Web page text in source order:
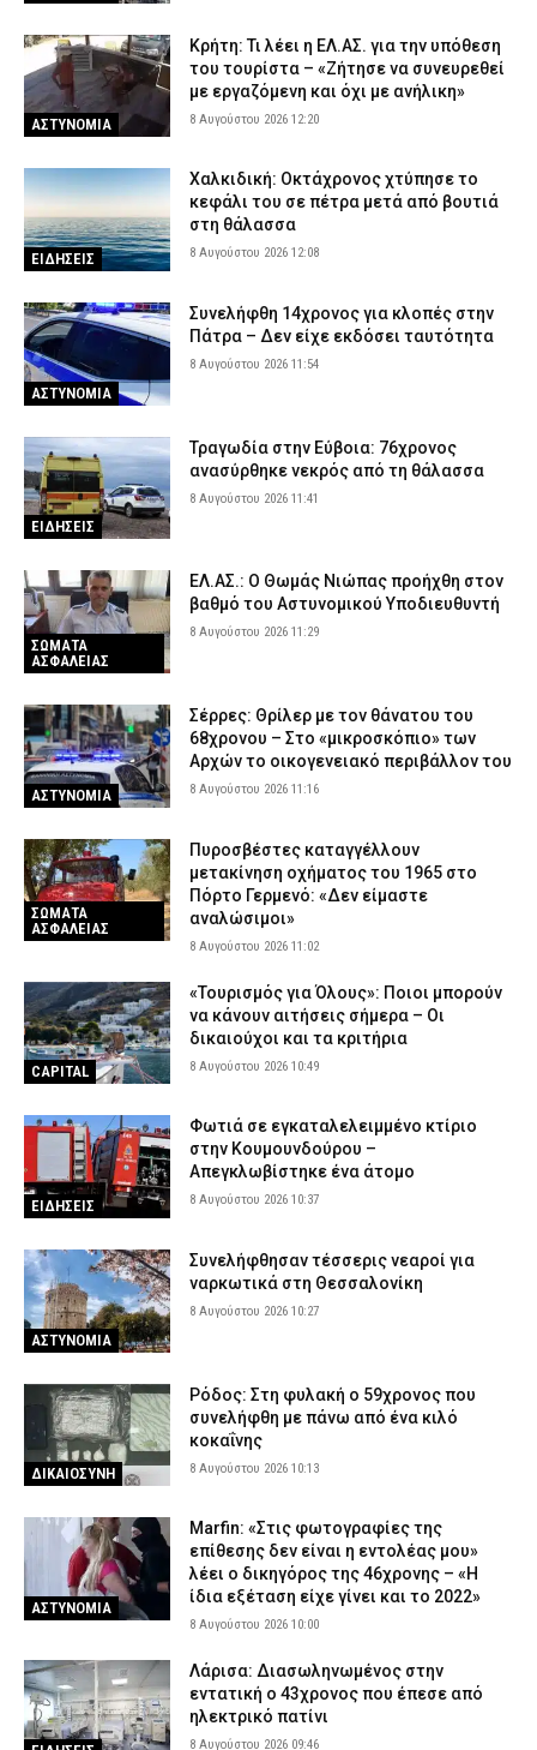
προκάλεσε αναστάτωση
ΕΙΔΗΣΕΙΣ 7 Αυγούστου 2026 22:51
Πανικός σε μοναστήρι στην Κύπρο: Μοναχός επιτέθηκε με
μαχαίρι και τραυμάτισε δύο άτομα!
ΔΙΕΘΝΗ 7 Αυγούστου 2026 22:36
Παλαιό Φάληρο: Φωτιά σε κατάστημα με ναυτιλιακά είδη –
Εκκενώνεται προληπτικά πολυκατοικία
ΕΙΔΗΣΕΙΣ 7 Αυγούστου 2026 22:22
ΑΣΤΥΝΟΜΙΑ
Κρήτη: Τι λέει η ΕΛ.ΑΣ. για την υπόθεση
του τουρίστα – «Ζήτησε να συνευρεθεί
με εργαζόμενη και όχι με ανήλικη»
8 Αυγούστου 2026 12:20
ΕΙΔΗΣΕΙΣ
Χαλκιδική: Οκτάχρονος χτύπησε το
κεφάλι του σε πέτρα μετά από βουτιά
στη θάλασσα
8 Αυγούστου 2026 12:08
ΑΣΤΥΝΟΜΙΑ
Συνελήφθη 14χρονος για κλοπές στην
Πάτρα – Δεν είχε εκδόσει ταυτότητα
8 Αυγούστου 2026 11:54
ΕΙΔΗΣΕΙΣ
Τραγωδία στην Εύβοια: 76χρονος
ανασύρθηκε νεκρός από τη θάλασσα
8 Αυγούστου 2026 11:41
ΣΩΜΑΤΑ
ΑΣΦΑΛΕΙΑΣ
ΕΛ.ΑΣ.: Ο Θωμάς Νιώπας προήχθη στον
βαθμό του Αστυνομικού Υποδιευθυντή
8 Αυγούστου 2026 11:29
ΑΣΤΥΝΟΜΙΑ
Σέρρες: Θρίλερ με τον θάνατου του
68χρονου – Στο «μικροσκόπιο» των
Αρχών το οικογενειακό περιβάλλον του
8 Αυγούστου 2026 11:16
ΣΩΜΑΤΑ
ΑΣΦΑΛΕΙΑΣ
Πυροσβέστες καταγγέλλουν
μετακίνηση οχήματος του 1965 στο
Πόρτο Γερμενό: «Δεν είμαστε
αναλώσιμοι»
8 Αυγούστου 2026 11:02
CAPITAL
«Τουρισμός για Όλους»: Ποιοι μπορούν
να κάνουν αιτήσεις σήμερα – Οι
δικαιούχοι και τα κριτήρια
8 Αυγούστου 2026 10:49
ΕΙΔΗΣΕΙΣ
Φωτιά σε εγκαταλελειμμένο κτίριο
στην Κουμουνδούρου –
Απεγκλωβίστηκε ένα άτομο
8 Αυγούστου 2026 10:37
ΑΣΤΥΝΟΜΙΑ
Συνελήφθησαν τέσσερις νεαροί για
ναρκωτικά στη Θεσσαλονίκη
8 Αυγούστου 2026 10:27
ΔΙΚΑΙΟΣΥΝΗ
Ρόδος: Στη φυλακή ο 59χρονος που
συνελήφθη με πάνω από ένα κιλό
κοκαΐνης
8 Αυγούστου 2026 10:13
ΑΣΤΥΝΟΜΙΑ
Marfin: «Στις φωτογραφίες της
επίθεσης δεν είναι η εντολέας μου»
λέει ο δικηγόρος της 46χρονης – «Η
ίδια εξέταση είχε γίνει και το 2022»
8 Αυγούστου 2026 10:00
Λάρισα: Διασωληνωμένος στην
εντατική ο 43χρονος που έπεσε από
ηλεκτρικό πατίνι
8 Αυγούστου 2026 09:46